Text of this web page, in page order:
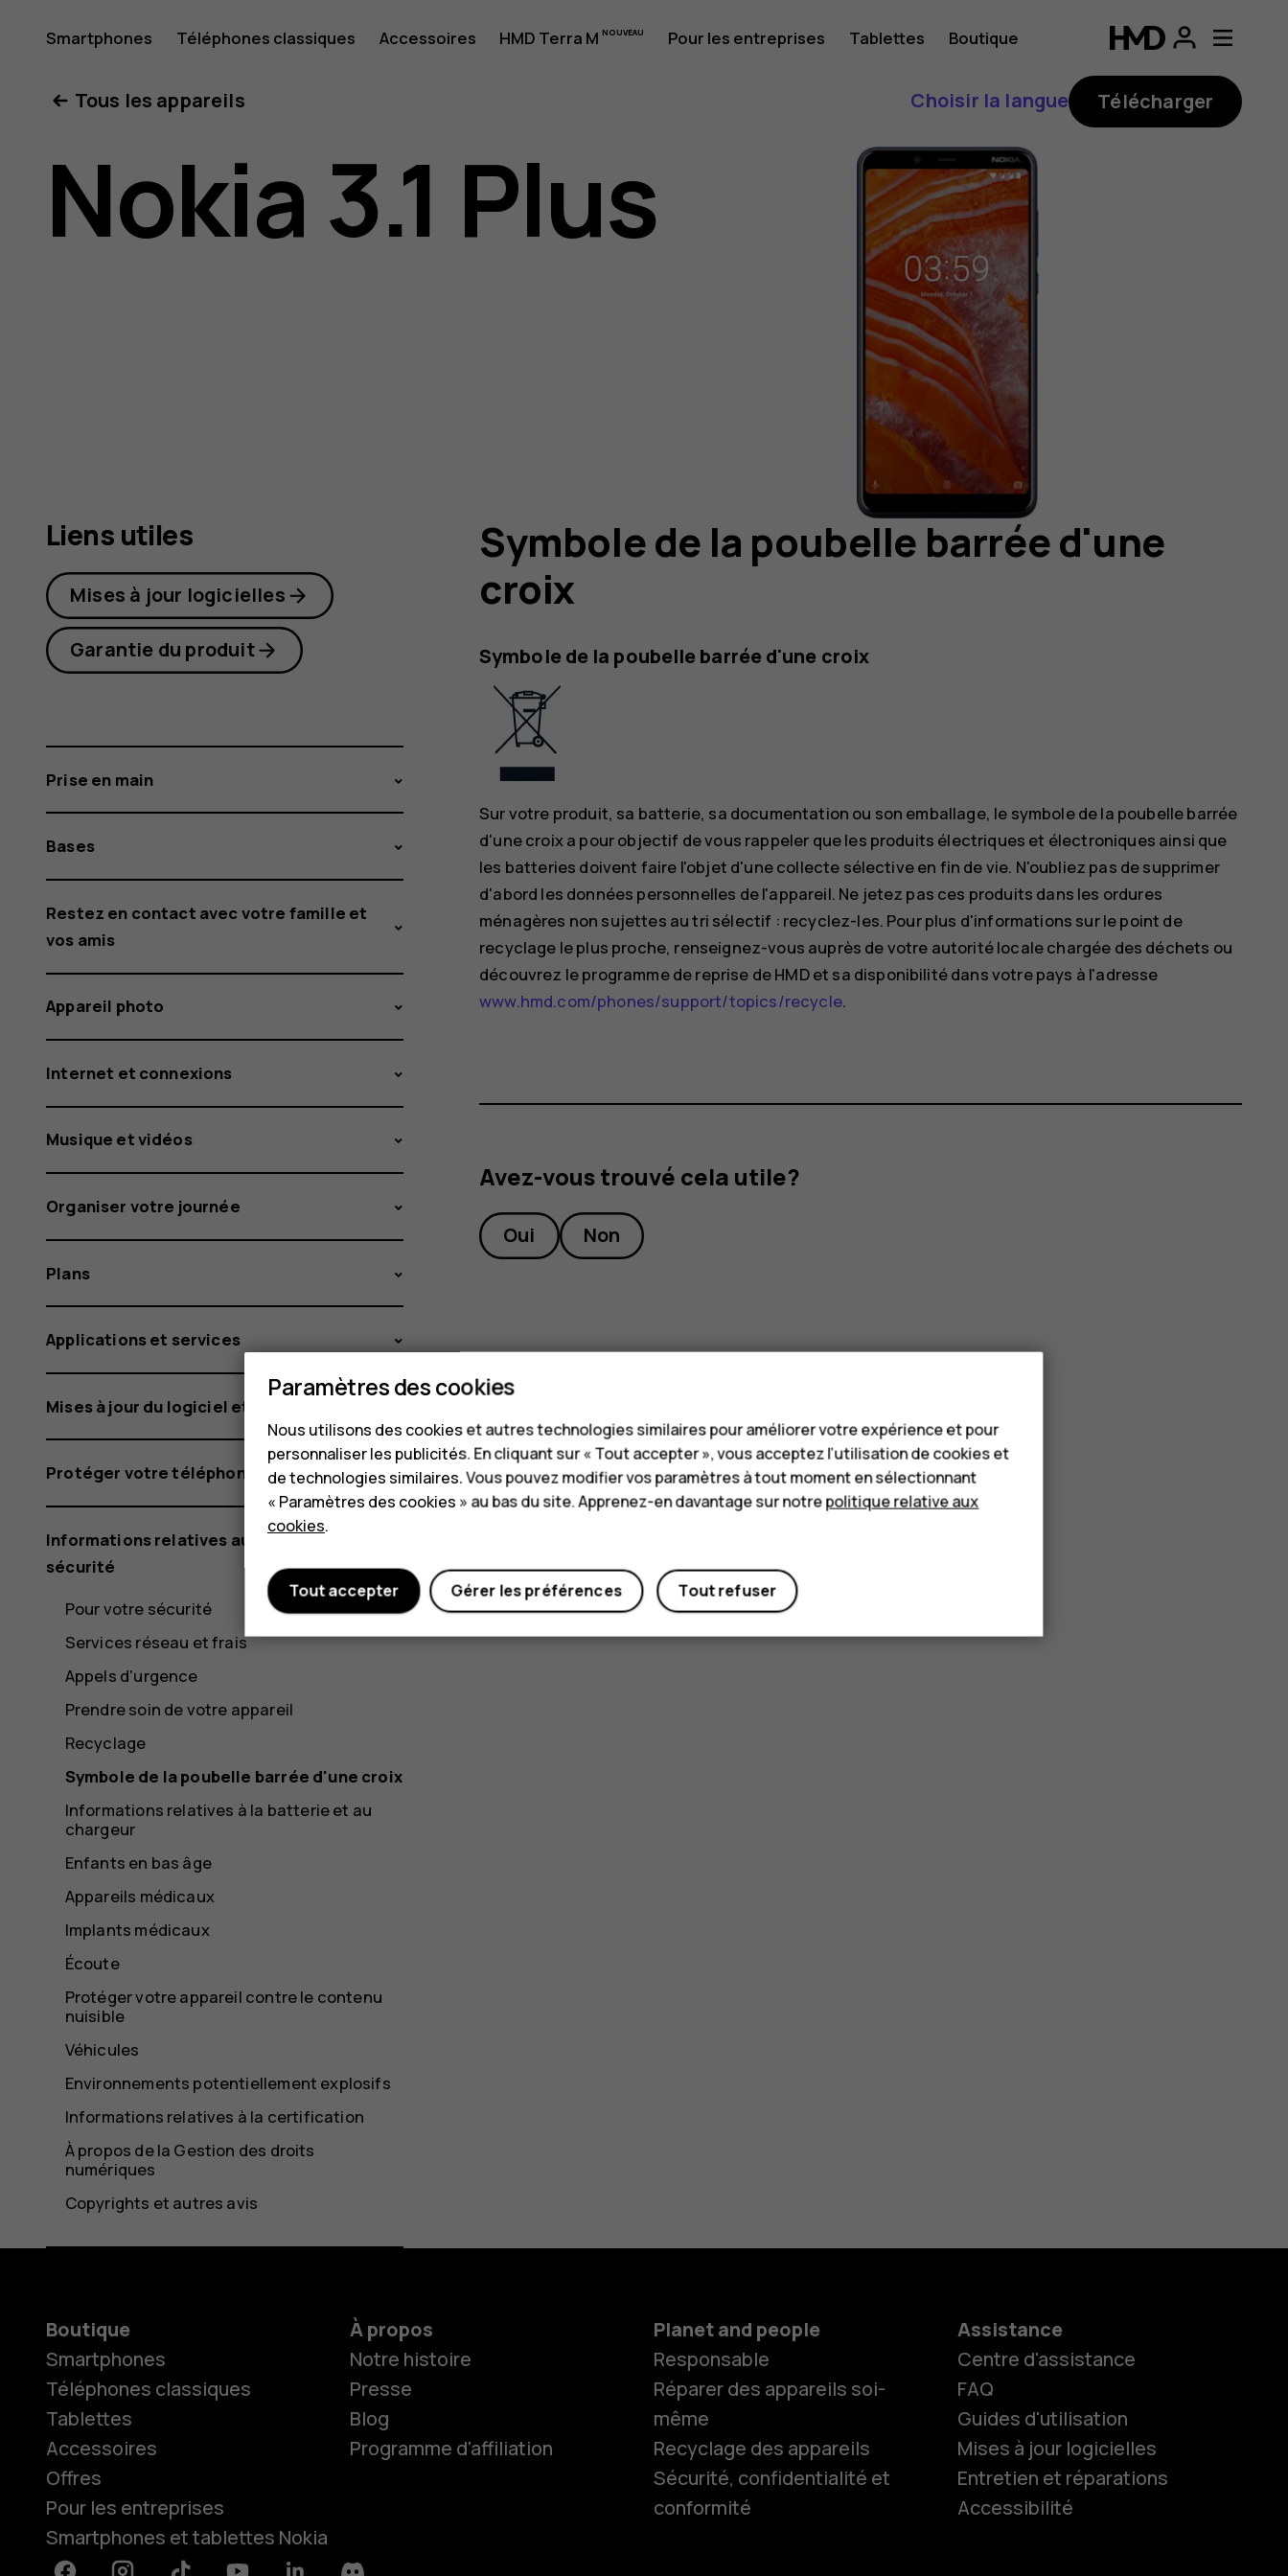
Guide
de
l'utilisateur
Smartphones Téléphones classiques Accessoires HMD Terra M Pour les entreprises Tablettes Boutique
Smartphones
Tous les appareils
Choisir la langue Télécharger
Nokia 3.1 Plus
Symbole de la poubelle barrée d'une
croix
Symbole de la poubelle barrée d'une croix
Sur votre produit, sa batterie, sa documentation ou son emballage, le symbole de la poubelle barrée
d'une croix a pour objectif de vous rappeler que les produits électriques et électroniques ainsi que
les batteries doivent faire l'objet d'une collecte sélective en fin de vie. N'oubliez pas de supprimer
d'abord les données personnelles de l'appareil. Ne jetez pas ces produits dans les ordures
ménagères non sujettes au tri sélectif : recyclez-les. Pour plus d'informations sur le point de
recyclage le plus proche, renseignez-vous auprès de votre autorité locale chargée des déchets ou
découvrez le programme de reprise de HMD et sa disponibilité dans votre pays à l'adresse
www.hmd.com/phones/support/topics/recycle.
Avez-vous trouvé cela utile?
Oui Non
Liens utiles
Mises à jour logicielles
Garantie du produit
Prise en main
Bases
Restez en contact avec votre famille et
vos amis
Appareil photo
Internet et connexions
Musique et vidéos
Organiser votre journée
Plans
Applications et services
Mises à jour du logiciel et sauvegardes
Protéger votre téléphone
Informations relatives au produit et à la
sécurité
Pour votre sécurité
Services réseau et frais
Appels d'urgence
Prendre soin de votre appareil
Recyclage
Symbole de la poubelle barrée d'une croix
Informations relatives à la batterie et au
chargeur
Enfants en bas âge
Appareils médicaux
Implants médicaux
Écoute
Protéger votre appareil contre le contenu
nuisible
Véhicules
Environnements potentiellement explosifs
Informations relatives à la certification
À propos de la Gestion des droits
numériques
Copyrights et autres avis
Boutique
Smartphones
Téléphones classiques
Tablettes
Accessoires
Offres
Pour les entreprises
Smartphones et tablettes Nokia
À propos
Notre histoire
Presse
Blog
Programme d'affiliation
Planet and people
Responsable
Réparer des appareils soi-
même
Recyclage des appareils
Sécurité, confidentialité et
conformité
Assistance
Centre d'assistance
FAQ
Guides d'utilisation
Mises à jour logicielles
Entretien et réparations
Accessibilité
Paramètres des cookies
Nous utilisons des cookies et autres technologies similaires pour améliorer votre expérience et pour
personnaliser les publicités. En cliquant sur « Tout accepter », vous acceptez l’utilisation de cookies et
de technologies similaires. Vous pouvez modifier vos paramètres à tout moment en sélectionnant
« Paramètres des cookies » au bas du site. Apprenez-en davantage sur notrepolitique relative aux
cookies.
Tout refuser
Gérer les préférences
Tout accepter